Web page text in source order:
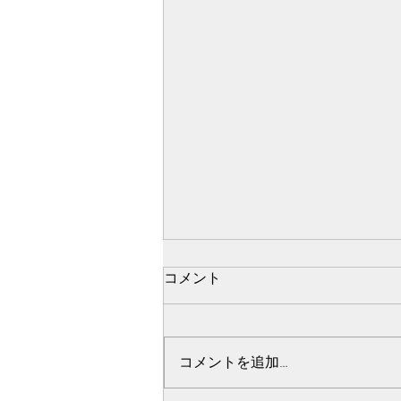
ばいばい🧸！！！
みなさんこんばんは🌙·̩͙ 明日から
がおうちに帰っていきました🧸
今週はいろいろ動き始めますね🍀
*゜ キャストオーディションは明
コメント
コメントを追加…